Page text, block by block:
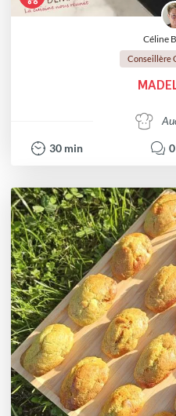
Céline
Conseillère
30 min 0